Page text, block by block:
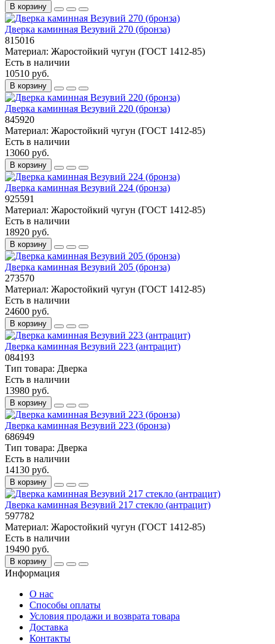
В корзину
Дверка каминная Везувий 270 (бронза)
815016
Материал: Жаростойкий чугун (ГОСТ 1412-85)
Есть в наличии
10510 руб.
В корзину
Дверка каминная Везувий 220 (бронза)
845920
Материал: Жаростойкий чугун (ГОСТ 1412-85)
Есть в наличии
13060 руб.
В корзину
Дверка каминная Везувий 224 (бронза)
925591
Материал: Жаростойкий чугун (ГОСТ 1412-85)
Есть в наличии
18920 руб.
В корзину
Дверка каминная Везувий 205 (бронза)
273570
Материал: Жаростойкий чугун (ГОСТ 1412-85)
Есть в наличии
24600 руб.
В корзину
Дверка каминная Везувий 223 (антрацит)
084193
Тип товара: Дверка
Есть в наличии
13980 руб.
В корзину
Дверка каминная Везувий 223 (бронза)
686949
Тип товара: Дверка
Есть в наличии
14130 руб.
В корзину
Дверка каминная Везувий 217 стекло (антрацит)
597782
Материал: Жаростойкий чугун (ГОСТ 1412-85)
Есть в наличии
19490 руб.
В корзину
Информация
О нас
Способы оплаты
Условия продажи и возврата товара
Доставка
Контакты